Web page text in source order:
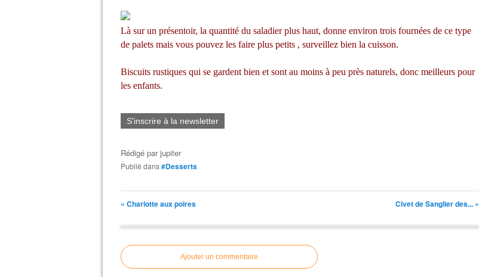
Là sur un présentoir, la quantité du saladier plus haut, donne environ trois fournées de ce type
de palets mais vous pouvez les faire plus petits , surveillez bien la cuisson.
Biscuits rustiques qui se gardent bien et sont au moins à peu près naturels, donc meilleurs pour
les enfants.
S'inscrire à la newsletter
Rédigé parjupiter
Publié dans#Desserts
« Charlotte aux poires Civet de Sanglier des... »
Ajouter un commentaire